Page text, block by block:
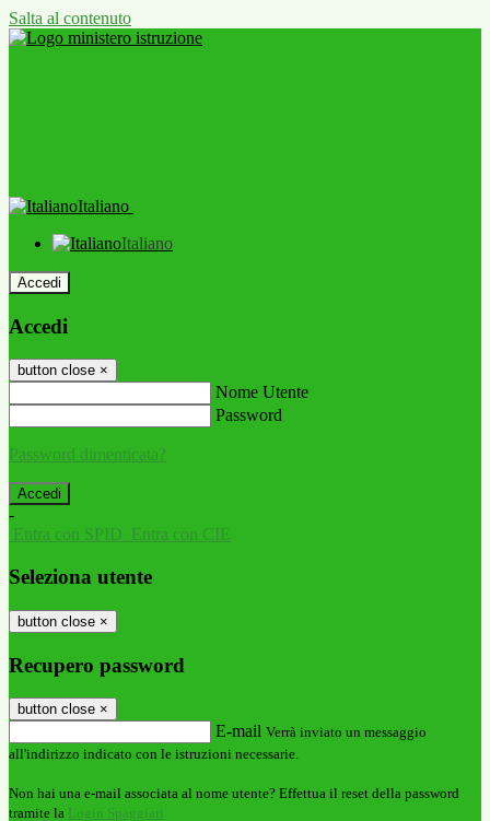
Salta al contenuto
Italiano
Italiano
Accedi
Accedi
button close ×
Nome Utente
Password
Password dimenticata?
-
Entra con SPID Entra con CIE
Seleziona utente
button close ×
Recupero password
button close ×
E-mail Verrà inviato un messaggio
all'indirizzo indicato con le istruzioni necessarie.
Non hai una e-mail associata al nome utente? Effettua il reset della password
tramite la Login Spaggiari